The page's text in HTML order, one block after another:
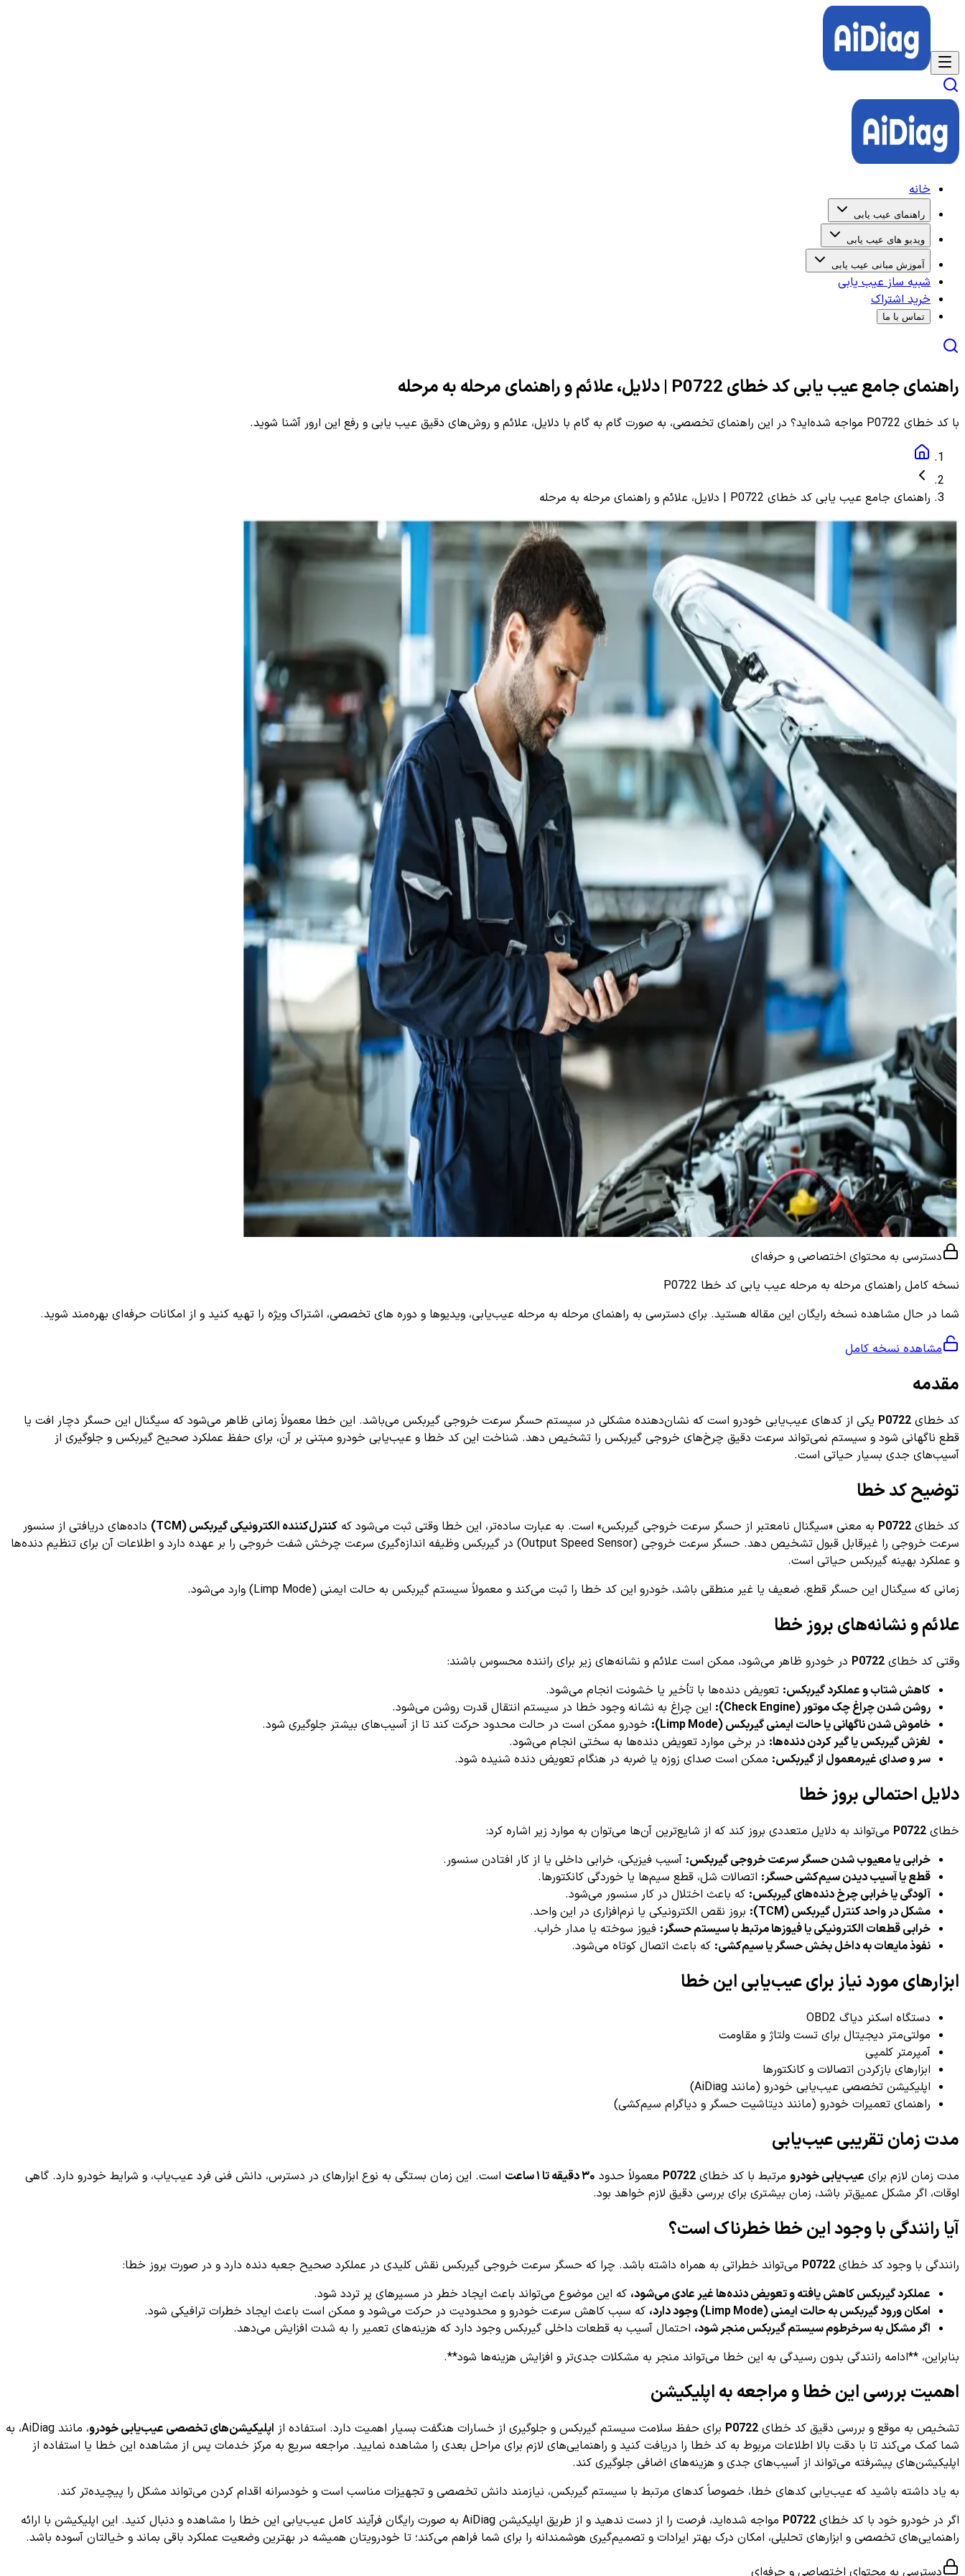
خانه
راهنمای عیب یابی
ویدیو های عیب یابی
آموزش مبانی عیب یابی
شبیه ساز عیب یابی
خرید اشتراک
تماس با ما
راهنمای جامع عیب یابی کد خطای P0722 | دلایل، علائم و راهنمای مرحله به مرحله
با کد خطای P0722 مواجه شده‌اید؟ در این راهنمای تخصصی، به صورت گام به گام با دلایل، علائم و روش‌های دقیق عیب یابی و رفع این ارور آشنا شوید.
راهنمای جامع عیب یابی کد خطای P0722 | دلایل، علائم و راهنمای مرحله به مرحله
دسترسی به محتوای اختصاصی و حرفه‌ای
نسخه کامل راهنمای مرحله به مرحله عیب یابی کد خطا P0722
شما در حال مشاهده نسخه رایگان این مقاله هستید. برای دسترسی به راهنمای مرحله به مرحله عیب‌یابی، ویدیوها و دوره های تخصصی، اشتراک ویژه را تهیه کنید و از امکانات حرفه‌ای بهره‌مند شوید.
مشاهده نسخه کامل
مقدمه
کد خطای P0722 یکی از کدهای عیب‌یابی خودرو است که نشان‌دهنده مشکلی در سیستم حسگر سرعت خروجی گیربکس می‌باشد. این خطا معمولاً زمانی ظاهر می‌شود که سیگنال این حسگر دچار افت یا
قطع ناگهانی شود و سیستم نمی‌تواند سرعت دقیق چرخ‌های خروجی گیربکس را تشخیص دهد. شناخت این کد خطا و عیب‌یابی خودرو مبتنی بر آن، برای حفظ عملکرد صحیح گیربکس و جلوگیری از
آسیب‌های جدی بسیار حیاتی است.
توضیح کد خطا
کد خطای P0722 به معنی «سیگنال نامعتبر از حسگر سرعت خروجی گیربکس» است. به عبارت ساده‌تر، این خطا وقتی ثبت می‌شود که کنترل‌کننده الکترونیکی گیربکس (TCM)
داده‌های دریافتی از سنسور
سرعت خروجی را غیرقابل قبول تشخیص دهد. حسگر سرعت خروجی (Output Speed Sensor) در گیربکس وظیفه اندازه‌گیری سرعت چرخش شفت خروجی را بر عهده دارد و اطلاعات آن برای تنظیم دنده‌ها
و عملکرد بهینه گیربکس حیاتی است.
زمانی که سیگنال این حسگر قطع، ضعیف یا غیر منطقی باشد، خودرو این کد خطا را ثبت می‌کند و معمولاً سیستم گیربکس به حالت ایمنی (Limp Mode) وارد می‌شود.
علائم و نشانه‌های بروز خطا
وقتی کد خطای P0722 در خودرو ظاهر می‌شود، ممکن است علائم و نشانه‌های زیر برای راننده محسوس باشند:
کاهش شتاب و عملکرد گیربکس: تعویض دنده‌ها با تأخیر یا خشونت انجام می‌شود.
روشن شدن چراغ چک موتور (Check Engine):
این چراغ به نشانه وجود خطا در سیستم انتقال قدرت روشن می‌شود.
خاموش شدن ناگهانی یا حالت ایمنی گیربکس (Limp Mode):
خودرو ممکن است در حالت محدود حرکت کند تا از آسیب‌های بیشتر جلوگیری شود.
لغزش گیربکس یا گیر کردن دنده‌ها: در برخی موارد تعویض دنده‌ها به سختی انجام می‌شود.
سر و صدای غیرمعمول از گیربکس: ممکن است صدای زوزه یا ضربه در هنگام تعویض دنده شنیده شود.
دلایل احتمالی بروز خطا
خطای P0722 می‌تواند به دلایل متعددی بروز کند که از شایع‌ترین آن‌ها می‌توان به موارد زیر اشاره کرد:
خرابی یا معیوب شدن حسگر سرعت خروجی گیربکس: آسیب فیزیکی، خرابی داخلی یا از کار افتادن سنسور.
قطع یا آسیب دیدن سیم‌کشی حسگر: اتصالات شل، قطع سیم‌ها یا خوردگی کانکتورها.
آلودگی یا خرابی چرخ دنده‌های گیربکس: که باعث اختلال در کار سنسور می‌شود.
مشکل در واحد کنترل گیربکس (TCM):
بروز نقص الکترونیکی یا نرم‌افزاری در این واحد.
خرابی قطعات الکترونیکی یا فیوزها مرتبط با سیستم حسگر: فیوز سوخته یا مدار خراب.
نفوذ مایعات به داخل بخش حسگر یا سیم‌کشی: که باعث اتصال کوتاه می‌شود.
ابزارهای مورد نیاز برای عیب‌یابی این خطا
دستگاه اسکنر دیاگ OBD2
مولتی‌متر دیجیتال برای تست ولتاژ و مقاومت
آمپرمتر کلمپی
ابزارهای بازکردن اتصالات و کانکتورها
اپلیکیشن تخصصی عیب‌یابی خودرو (مانند AiDiag)
راهنمای تعمیرات خودرو (مانند دیتاشیت حسگر و دیاگرام سیم‌کشی)
مدت زمان تقریبی عیب‌یابی
مدت زمان لازم برای عیب‌یابی خودرو مرتبط با کد خطای P0722 معمولاً حدود ۳۰ دقیقه تا ۱ ساعت
است. این زمان بستگی به نوع ابزارهای در دسترس، دانش فنی فرد عیب‌یاب، و شرایط خودرو دارد. گاهی
اوقات، اگر مشکل عمیق‌تر باشد، زمان بیشتری برای بررسی دقیق لازم خواهد بود.
آیا رانندگی با وجود این خطا خطرناک است؟
رانندگی با وجود کد خطای P0722 می‌تواند خطراتی به همراه داشته باشد. چرا که حسگر سرعت خروجی گیربکس نقش کلیدی در عملکرد صحیح جعبه دنده دارد و در صورت بروز خطا:
عملکرد گیربکس کاهش یافته و تعویض دنده‌ها غیر عادی می‌شود، که این موضوع می‌تواند باعث ایجاد خطر در مسیرهای پر تردد شود.
امکان ورود گیربکس به حالت ایمنی (Limp Mode) وجود دارد،
که سبب کاهش سرعت خودرو و محدودیت در حرکت می‌شود و ممکن است باعث ایجاد خطرات ترافیکی شود.
اگر مشکل به سرخرطوم سیستم گیربکس منجر شود، احتمال آسیب به قطعات داخلی گیربکس وجود دارد که هزینه‌های تعمیر را به شدت افزایش می‌دهد.
بنابراین، **ادامه رانندگی بدون رسیدگی به این خطا می‌تواند منجر به مشکلات جدی‌تر و افزایش هزینه‌ها شود**.
اهمیت بررسی این خطا و مراجعه به اپلیکیشن
تشخیص به موقع و بررسی دقیق کد خطای P0722 برای حفظ سلامت سیستم گیربکس و جلوگیری از خسارات هنگفت بسیار اهمیت دارد. استفاده از اپلیکیشن‌های تخصصی عیب‌یابی خودرو
، مانند AiDiag، به
شما کمک می‌کند تا با دقت بالا اطلاعات مربوط به کد خطا را دریافت کنید و راهنمایی‌های لازم برای مراحل بعدی را مشاهده نمایید. مراجعه سریع به مرکز خدمات پس از مشاهده این خطا یا استفاده از
اپلیکیشن‌های پیشرفته می‌تواند از آسیب‌های جدی و هزینه‌های اضافی جلوگیری کند.
به یاد داشته باشید که عیب‌یابی کدهای خطا، خصوصاً کدهای مرتبط با سیستم گیربکس، نیازمند دانش تخصصی و تجهیزات مناسب است و خودسرانه اقدام کردن می‌تواند مشکل را پیچیده‌تر کند.
اگر در خودرو خود با کد خطای P0722
مواجه شده‌اید، فرصت را از دست ندهید و از طریق اپلیکیشن AiDiag به صورت رایگان فرآیند کامل عیب‌یابی این خطا را مشاهده و دنبال کنید. این اپلیکیشن با ارائه
راهنمایی‌های تخصصی و ابزارهای تحلیلی، امکان درک بهتر ایرادات و تصمیم‌گیری هوشمندانه را برای شما فراهم می‌کند؛ تا خودرویتان همیشه در بهترین وضعیت عملکرد باقی بماند و خیالتان آسوده باشد.